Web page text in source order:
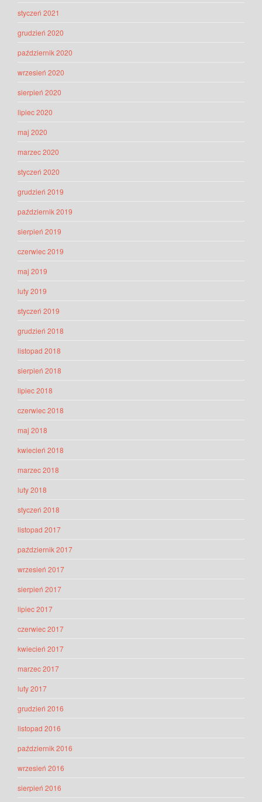
styczeń 2021
grudzień 2020
październik 2020
wrzesień 2020
sierpień 2020
lipiec 2020
maj 2020
marzec 2020
styczeń 2020
grudzień 2019
październik 2019
sierpień 2019
czerwiec 2019
maj 2019
luty 2019
styczeń 2019
grudzień 2018
listopad 2018
sierpień 2018
lipiec 2018
czerwiec 2018
maj 2018
kwiecień 2018
marzec 2018
luty 2018
styczeń 2018
listopad 2017
październik 2017
wrzesień 2017
sierpień 2017
lipiec 2017
czerwiec 2017
kwiecień 2017
marzec 2017
luty 2017
grudzień 2016
listopad 2016
październik 2016
wrzesień 2016
sierpień 2016